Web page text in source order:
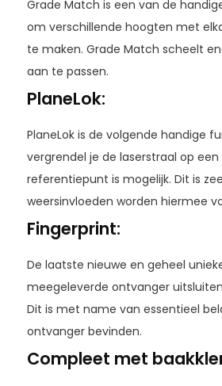
Grade Match is een van de
om verschillende hoogten met
te maken. Grade Match scheelt
aan te passen.
PlaneLok:
PlaneLok is de volgende handige
vergrendel je de laserstraal op
referentiepunt is mogelijk. Dit is
weersinvloeden worden hiermee
Fingerprint:
De laatste nieuwe en geheel
meegeleverde ontvanger
Dit is met name van essentieel
ontvanger bevinden.
Compleet met